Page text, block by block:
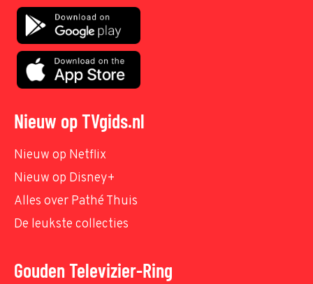
Nieuw op TVgids.nl
Nieuw op Netflix
Nieuw op Disney+
Alles over Pathé Thuis
De leukste collecties
Gouden Televizier-Ring